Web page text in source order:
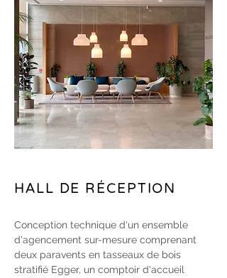
HALL DE RÉCEPTION
Conception technique d'un ensemble
d'agencement sur-mesure comprenant
deux paravents en tasseaux de bois
stratifié Egger, un comptoir d'accueil